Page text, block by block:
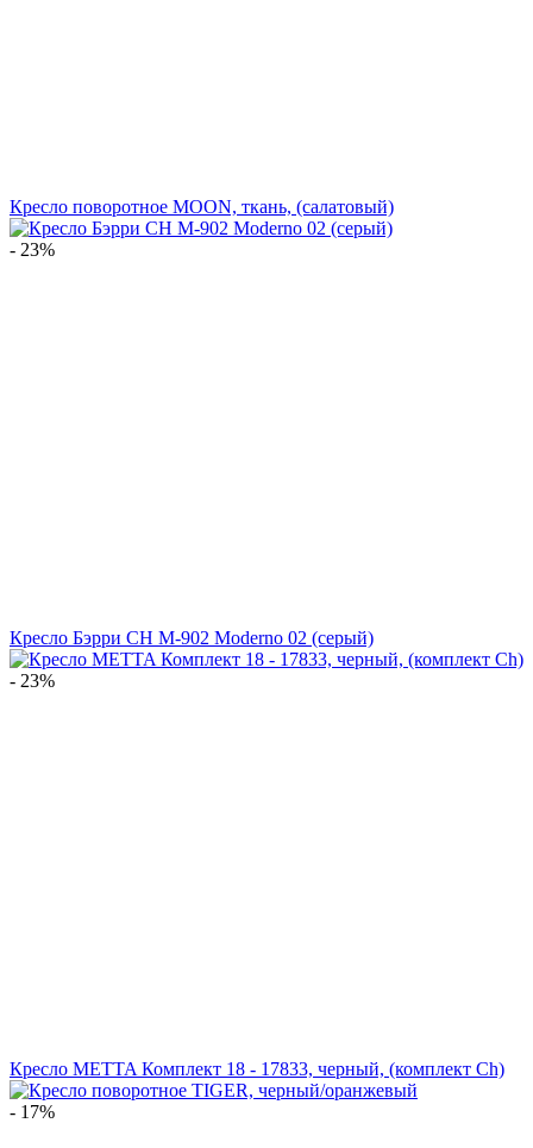
Кресло поворотное MOON, ткань, (салатовый)
- 23%
Кресло Бэрри CH M-902 Moderno 02 (серый)
- 23%
Кресло METTA Комплект 18 - 17833, черный, (комплект Ch)
- 17%